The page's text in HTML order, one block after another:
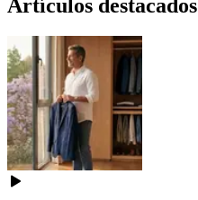
Artículos destacados